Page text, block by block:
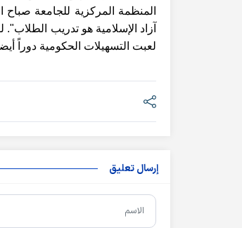
آزاد الإسلامية هو تدريب
لعبت التسهيلات الحكومية دوراً
إرسال تعليق